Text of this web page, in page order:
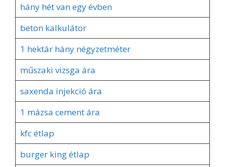
hány hét van egy évben
beton kalkulátor
1 hektár hány négyzetméter
műszaki vizsga ára
saxenda injekció ára
1 mázsa cement ára
kfc étlap
burger king étlap